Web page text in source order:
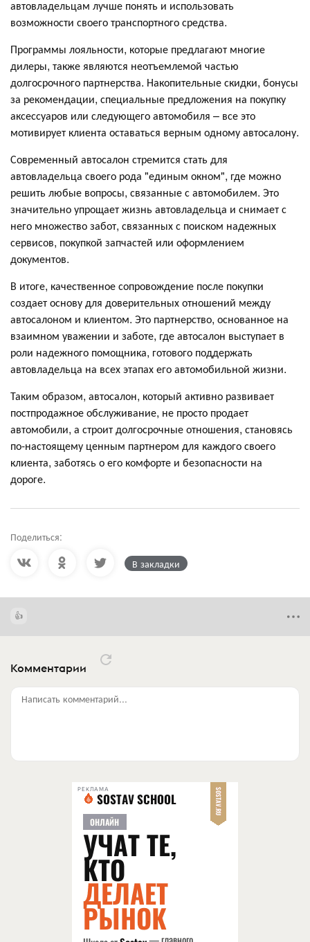
автовладельцам лучше понять и использовать
возможности своего транспортного средства.
Программы лояльности, которые предлагают многие
дилеры, также являются неотъемлемой частью
долгосрочного партнерства. Накопительные скидки, бонусы
за рекомендации, специальные предложения на покупку
аксессуаров или следующего автомобиля – все это
мотивирует клиента оставаться верным одному автосалону.
Современный автосалон стремится стать для
автовладельца своего рода "единым окном", где можно
решить любые вопросы, связанные с автомобилем. Это
значительно упрощает жизнь автовладельца и снимает с
него множество забот, связанных с поиском надежных
сервисов, покупкой запчастей или оформлением
документов.
В итоге, качественное сопровождение после покупки
создает основу для доверительных отношений между
автосалоном и клиентом. Это партнерство, основанное на
взаимном уважении и заботе, где автосалон выступает в
роли надежного помощника, готового поддержать
автовладельца на всех этапах его автомобильной жизни.
Таким образом, автосалон, который активно развивает
постпродажное обслуживание, не просто продает
автомобили, а строит долгосрочные отношения, становясь
по-настоящему ценным партнером для каждого своего
клиента, заботясь о его комфорте и безопасности на
дороге.
Поделиться:
В закладки
Комментарии
Написать комментарий...
РЕКЛАМА